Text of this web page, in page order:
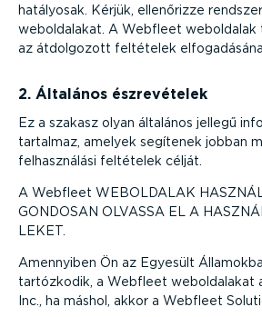
hatályosak. Kérjük, ellenőrizze
webol­da­lakat. A Webfleet weboldalak
az átdolgozott feltételek
2. Általános észre­vé­telek
Ez a szakasz olyan általános jellegű
tartalmaz, amelyek segítenek jobban
felhasz­nálási feltételek célját.
A Webfleet WEBOLDALAK
GONDOSAN OLVASSA EL A
LEKET.
Amennyiben Ön az Egyesült
tartózkodik, a Webfleet webol­da­lakat
Inc., ha máshol, akkor a Webfleet